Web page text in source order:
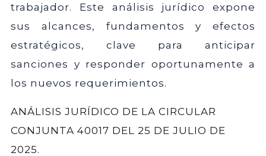
trabajador. Este análisis jurídico expone
sus alcances, fundamentos y efectos
estratégicos, clave para anticipar
sanciones y responder oportunamente a
los nuevos requerimientos.
ANÁLISIS JURÍDICO DE LA CIRCULAR
CONJUNTA 40017 DEL 25 DE JULIO DE
2025.